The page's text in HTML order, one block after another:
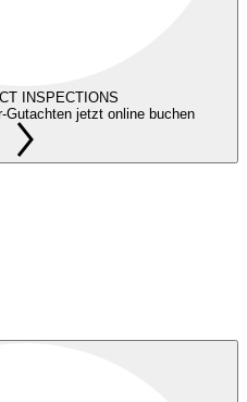
INSPECTIONS
Gutachten jetzt online buchen